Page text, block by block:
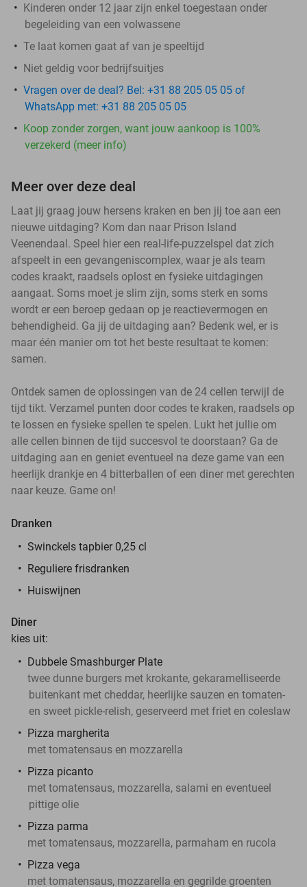
Kinderen onder 12 jaar zijn enkel toegestaan onder
begeleiding van een volwassene
Te laat komen gaat af van je speeltijd
Niet geldig voor bedrijfsuitjes
Vragen over de deal? Bel: +31 88 205 05 05 of
WhatsApp met: +31 88 205 05 05
Koop zonder zorgen, want jouw aankoop is 100%
verzekerd (meer info)
Meer over deze deal
Laat jij graag jouw hersens kraken en ben jij toe aan een
nieuwe uitdaging? Kom dan naar Prison Island
Veenendaal. Speel hier een real-life-puzzelspel dat zich
afspeelt in een gevangeniscomplex, waar je als team
codes kraakt, raadsels oplost en fysieke uitdagingen
aangaat. Soms moet je slim zijn, soms sterk en soms
wordt er een beroep gedaan op je reactievermogen en
behendigheid. Ga jij de uitdaging aan? Bedenk wel, er is
maar één manier om tot het beste resultaat te komen:
samen.
Ontdek samen de oplossingen van de 24 cellen terwijl de
tijd tikt. Verzamel punten door codes te kraken, raadsels op
te lossen en fysieke spellen te spelen. Lukt het jullie om
alle cellen binnen de tijd succesvol te doorstaan? Ga de
uitdaging aan en geniet eventueel na deze game van een
heerlijk drankje en 4 bitterballen of een diner met gerechten
naar keuze. Game on!
Dranken
Swinckels tapbier 0,25 cl
Reguliere frisdranken
Huiswijnen
Diner
kies uit:
Dubbele Smashburger Plate
twee dunne burgers met krokante, gekaramelliseerde
buitenkant met cheddar, heerlijke sauzen en tomaten-
en sweet pickle-relish, geserveerd met friet en coleslaw
Pizza margherita
met tomatensaus en mozzarella
Pizza picanto
met tomatensaus, mozzarella, salami en eventueel
pittige olie
Pizza parma
met tomatensaus, mozzarella, parmaham en rucola
Pizza vega
met tomatensaus, mozzarella en gegrilde groenten